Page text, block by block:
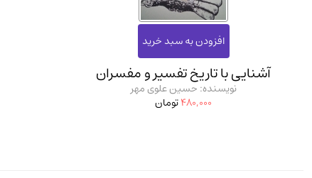
آشنایی با تاریخ تفسیر و مفسران
نویسنده: حسین علوی مهر
480,000تومان